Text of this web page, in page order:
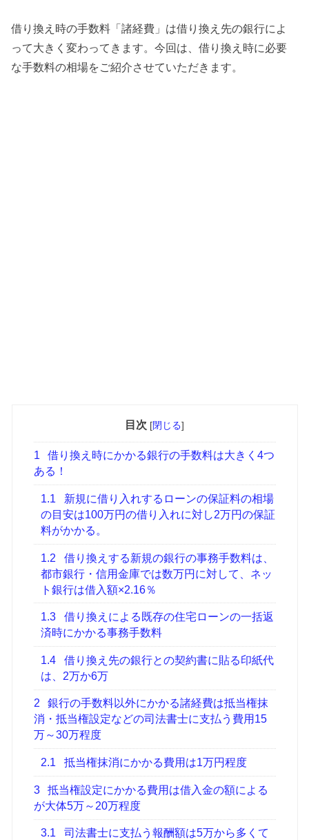
借り換え時の手数料「諸経費」は借り換え先の銀行によ
って大きく変わってきます。今回は、借り換え時に必要
な手数料の相場をご紹介させていただきます。
目次 [閉じる]
1
借り換え時にかかる銀行の手数料は大きく4つ
ある！
1.1
新規に借り入れするローンの保証料の相場
の目安は100万円の借り入れに対し2万円の保証
料がかかる。
1.2
借り換えする新規の銀行の事務手数料は、
都市銀行・信用金庫では数万円に対して、ネッ
ト銀行は借入額×2.16％
1.3
借り換えによる既存の住宅ローンの一括返
済時にかかる事務手数料
1.4
借り換え先の銀行との契約書に貼る印紙代
は、2万か6万
2
銀行の手数料以外にかかる諸経費は抵当権抹
消・抵当権設定などの司法書士に支払う費用15
万～30万程度
2.1 抵当権抹消にかかる費用は1万円程度
3
抵当権設定にかかる費用は借入金の額による
が大体5万～20万程度
3.1
司法書士に支払う報酬額は5万から多くて